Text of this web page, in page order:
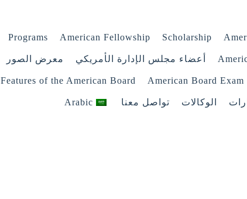
Scholarship
American Fellowship
Programs
أعضاء مجلس الإدارة الأمريكي معرض الصور
American Board Exam
Features of the American Board
الوكالات تواصل معنا Arabic